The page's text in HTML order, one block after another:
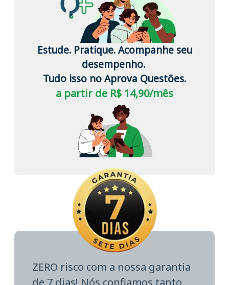
Estude. Pratique. Acompanhe seu
desempenho.
Tudo isso no Aprova Questões.
a partir de R$ 14,90/mês
ZERO risco com a nossa garantia
de 7 dias! Nós confiamos tanto